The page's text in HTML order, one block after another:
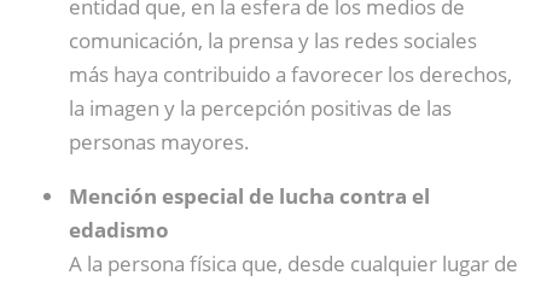
entidad que, en la esfera de los medios de
comunicación, la prensa y las redes sociales
más haya contribuido a favorecer los derechos,
la imagen y la percepción positivas de las
personas mayores.
Mención especial de lucha contra el
edadismo
A la persona física que, desde cualquier lugar de